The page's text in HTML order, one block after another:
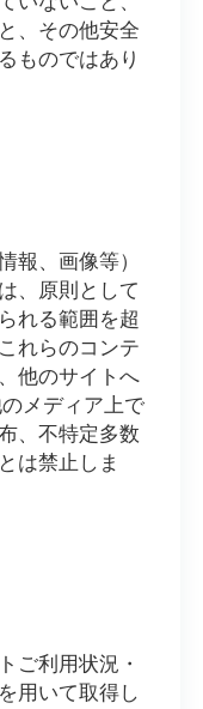
、その他安全
ものではあり
報、画像等）
、原則として
れる範囲を超
れらのコンテ
他のサイトへ
メディア上で
、不特定多数
は禁止しま
ご利用状況・
用いて取得し